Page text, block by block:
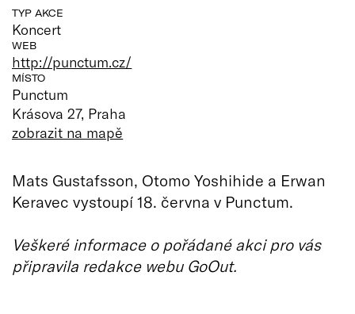
TYP AKCE
Koncert
WEB
http://punctum.cz/
MÍSTO
Punctum
Krásova 27, Praha
zobrazit na mapě
Mats Gustafsson, Otomo Yoshihide a Erwan
Keravec vystoupí 18. června v Punctum.
Veškeré informace o pořádané akci pro vás
připravila redakce webu GoOut.